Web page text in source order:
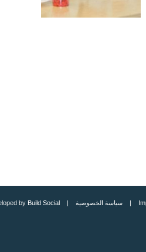
سياسة الخصوصية | Website developed by
Build Social